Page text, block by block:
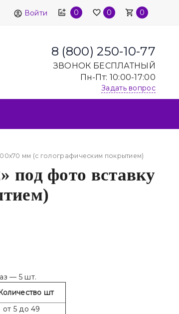
Войти 0 0 0
8 (800) 250-10-77
ЗВОНОК БЕСПЛАТНЫЙ
Пн-Пт: 10:00-17:00
Задать вопрос
мм (с голографическим покрытием)
под фото вставку
— 5 шт.
шт
от 5 до 49